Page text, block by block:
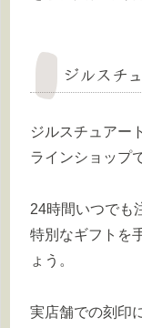
ジルスチ
ジルスチュアー
ラインショップ
24時間いつでも
特別なギフトを
ょう。
実店舗での刻印